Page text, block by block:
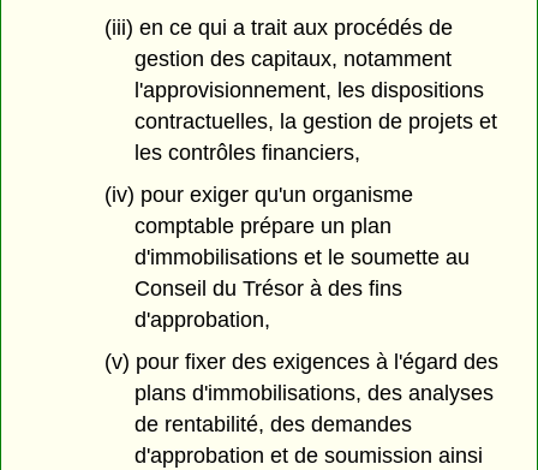
(iii) en ce qui a trait aux procédés de
gestion des capitaux, notamment
l'approvisionnement, les dispositions
contractuelles, la gestion de projets et
les contrôles financiers,
(iv) pour exiger qu'un organisme
comptable prépare un plan
d'immobilisations et le soumette au
Conseil du Trésor à des fins
d'approbation,
(v) pour fixer des exigences à l'égard des
plans d'immobilisations, des analyses
de rentabilité, des demandes
d'approbation et de soumission ainsi